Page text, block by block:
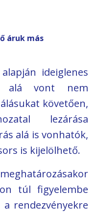
áruk más
ideiglenes
alá vont nem
követően,
lezárása
alá is vonhatók,
is kijelölhető.
túl figyelembe
rendezvényekre